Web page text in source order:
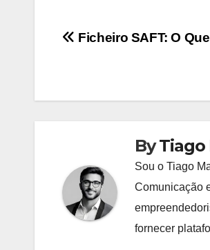
Navegação
artigos
Ficheiro SAFT: O
ByTiago
Sou o Tiago
Comunicação
fornecer